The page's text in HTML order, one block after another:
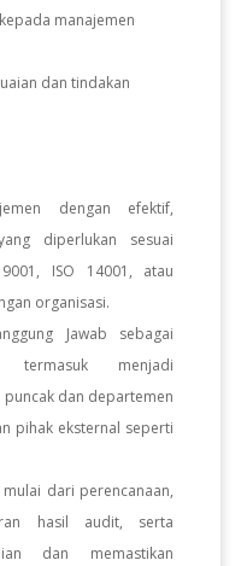
manajemen
dan tindakan
dengan efektif,
diperlukan sesuai
ISO 14001, atau
organisasi.
Jawab sebagai
menjadi
dan departemen
pihak eksternal seperti
dari perencanaan,
hasil audit, serta
dan memastikan